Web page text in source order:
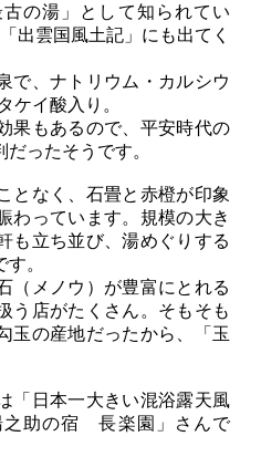
の湯」として知られてい
出雲国風土記」にも出てく
で、ナトリウム・カルシウ
ケイ酸入り。
果もあるので、平安時代の
ったそうです。
となく、石畳と赤橙が印象
わっています。規模の大き
も立ち並び、湯めぐりする
。
（メノウ）が豊富にとれる
う店がたくさん。そもそも
玉の産地だったから、「玉
「日本一大きい混浴露天風
之助の宿 長楽園」さんで